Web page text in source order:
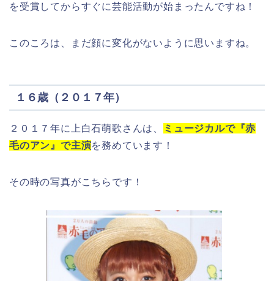
を受賞してからすぐに芸能活動が始まったんですね！
このころは、まだ顔に変化がないように思いますね。
１６歳（２０１７年）
２０１７年に上白石萌歌さんは、
ミュージカルで『赤
毛のアン』で主演を務めています！
その時の写真がこちらです！